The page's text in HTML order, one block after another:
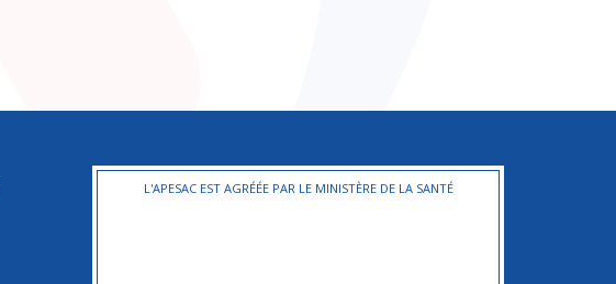
L'APESAC EST AGRÉÉE PAR LE MINISTÈRE DE LA SANTÉ